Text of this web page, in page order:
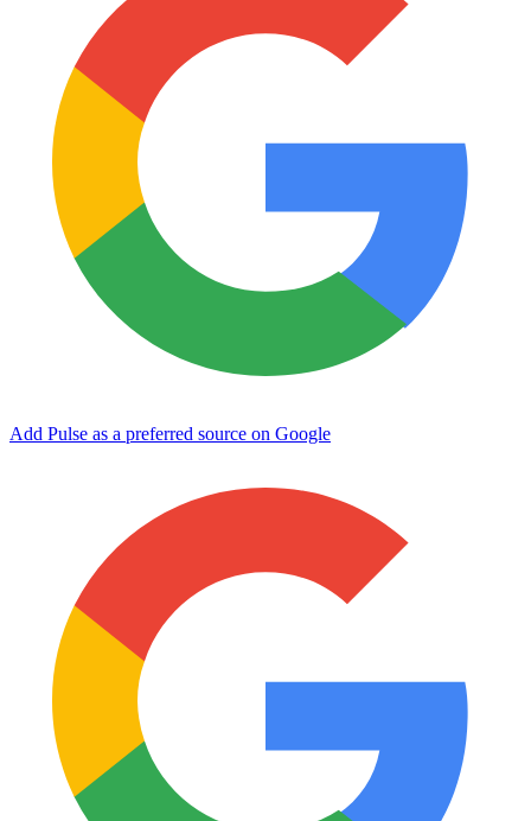
Add Pulse as a preferred source on Google